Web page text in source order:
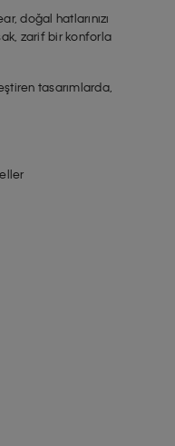
doğal hatlarınızı
zarif bir konforla
tasarımlarda,